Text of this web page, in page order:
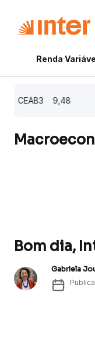
Renda
CEAB3 9,48
Bom dia,
Gabriela